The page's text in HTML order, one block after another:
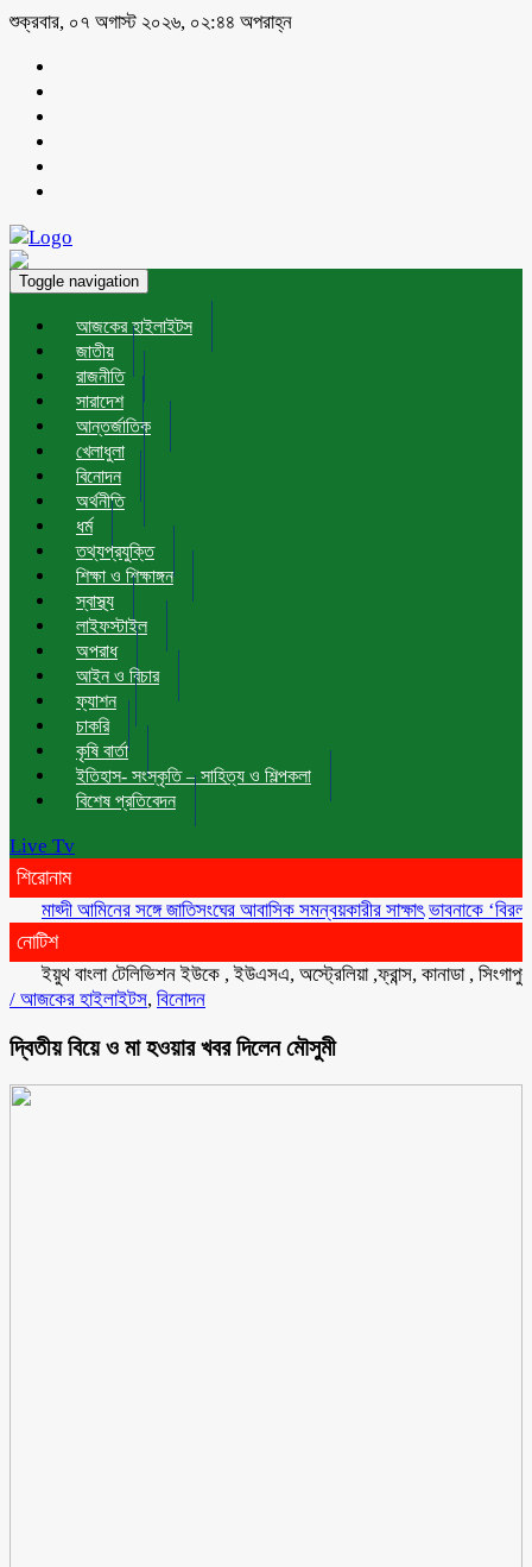
শুক্রবার, ০৭ অগাস্ট ২০২৬, ০২:৪৪ অপরাহ্ন
Toggle navigation
আজকের হাইলাইটস
জাতীয়
রাজনীতি
সারাদেশ
আন্তর্জাতিক
খেলাধুলা
বিনোদন
অর্থনীতি
ধর্ম
তথ্যপ্রযুক্তি
শিক্ষা ও শিক্ষাঙ্গন
স্বাস্থ্য
লাইফস্টাইল
অপরাধ
আইন ও বিচার
ফ্যাশন
চাকরি
কৃষি বার্তা
ইতিহাস- সংস্কৃতি – সাহিত্য ও শিল্পকলা
বিশেষ প্রতিবেদন
Live Tv
শিরোনাম
আমিনের সঙ্গে জাতিসংঘের আবাসিক সমন্বয়কারীর সাক্ষাৎ ভাবনাকে ‘বিরল
নোটিশ
বাংলা টেলিভিশন ইউকে , ইউএসএ, অস্ট্রেলিয়া ,ফ্রান্স, কানাডা , সিংগাপুর ,
/ আজকের হাইলাইটস, বিনোদন
দ্বিতীয় বিয়ে ও মা হওয়ার খবর দিলেন মৌসুমী